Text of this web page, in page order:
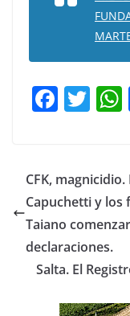
F
e
b
o
o
k
T
er
CFK,
Capuchetti y los
Taiano
declaraciones.
Salta. El